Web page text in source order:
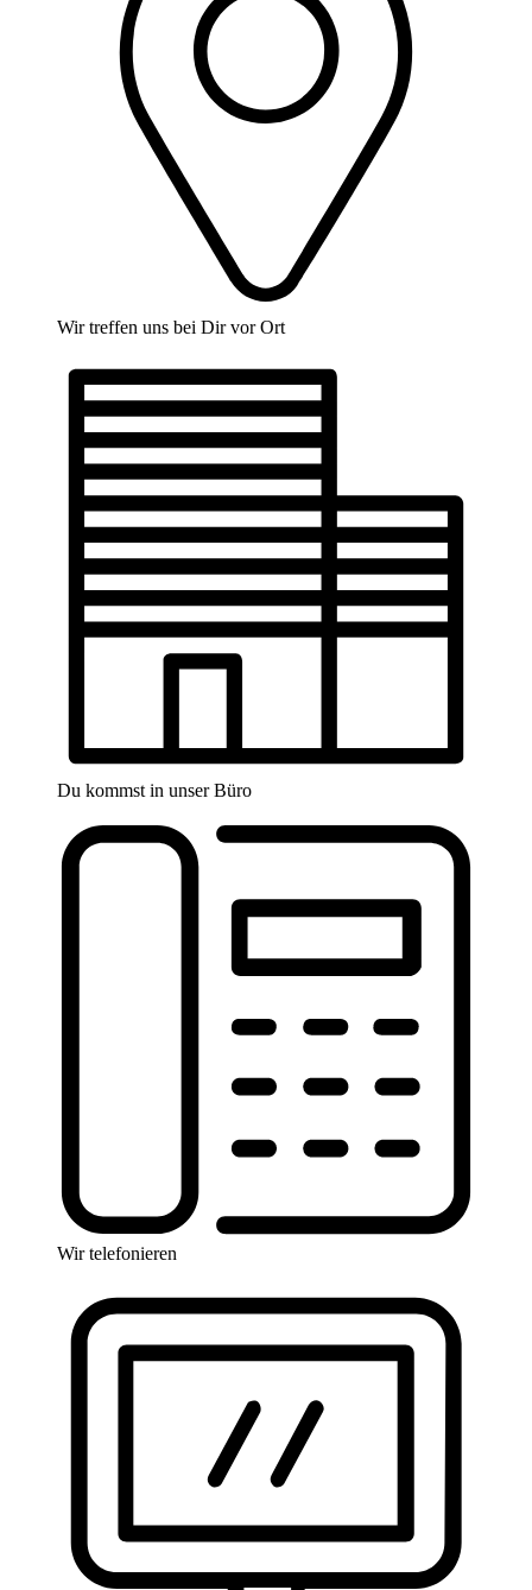
Wir treffen uns bei Dir vor Ort
Du kommst in unser Büro
Wir telefonieren